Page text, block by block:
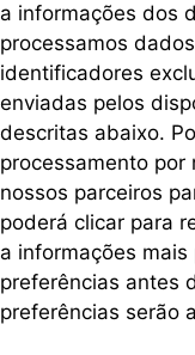
a informações dos
processamos
identificadores
enviadas pelos
descritas abaixo.
processamento
nossos parceiros
poderá clicar para
a informações
preferências antes
preferências serão